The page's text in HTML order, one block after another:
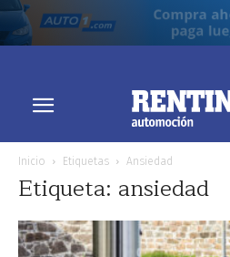
Inicio Etiquetas Ansiedad
Etiqueta: ansiedad